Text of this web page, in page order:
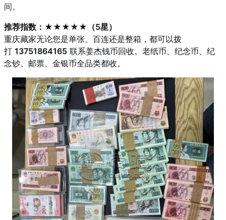
间。
推荐指数：★★★★★（5星）
重庆藏家无论您是单张、百连还是整箱，都可以拨
打 13751864165 联系姜杰钱币回收。老纸币、纪念币、纪
念钞、邮票、金银币全品类都收。